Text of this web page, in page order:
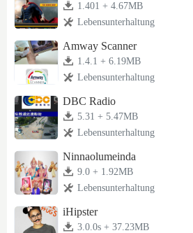
1.401 + 4.67MB
Lebensunterhaltung
Amway Scanner
1.4.1 + 6.19MB
Lebensunterhaltung
DBC Radio
5.31 + 5.47MB
Lebensunterhaltung
Ninnaolumeinda
9.0 + 1.92MB
Lebensunterhaltung
iHipster
3.0.0s + 37.23MB